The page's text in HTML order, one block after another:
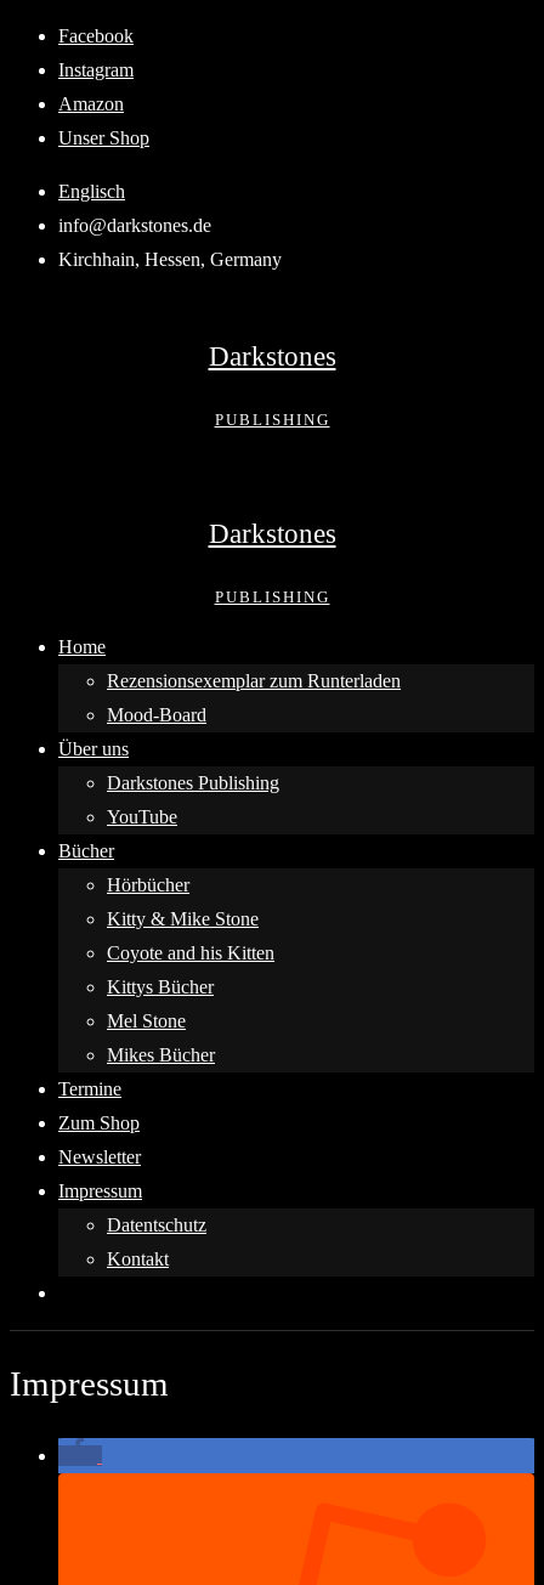
Skip
content
Facebook
Instagram
Amazon
Unser Shop
Englisch
info@darkstones.de
Kirchhain, Hessen, Germany
Darkstones
PUBLISHING
Darkstones
PUBLISHING
Home
Rezensionsexemplar zum Runterladen
Mood-Board
Über uns
Darkstones Publishing
YouTube
Bücher
Hörbücher
Kitty & Mike Stone
Coyote and his Kitten
Kittys Bücher
Mel Stone
Mikes Bücher
Termine
Zum Shop
Newsletter
Impressum
Datentschutz
Kontakt
Impressum